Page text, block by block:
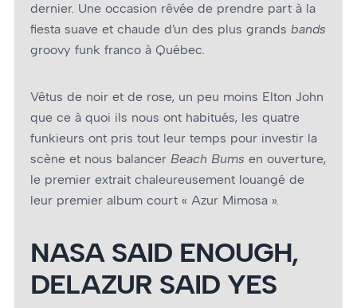
dernier. Une occasion rêvée de prendre part à la
fiesta suave et chaude d’un des plus grands bands
groovy funk franco à Québec.
Vêtus de noir et de rose, un peu moins Elton John
que ce à quoi ils nous ont habitués, les quatre
funkieurs ont pris tout leur temps pour investir la
scène et nous balancer Beach Bums en ouverture,
le premier extrait chaleureusement louangé de
leur premier album court « Azur Mimosa ».
NASA SAID ENOUGH,
DELAZUR SAID YES